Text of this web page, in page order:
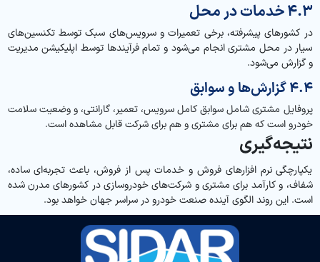
۴.۳ خدمات در محل
در کشورهای پیشرفته، برخی تعمیرات و سرویس‌های سبک توسط تکنسین‌های
سیار در محل مشتری انجام می‌شود و تمام فرآیندها توسط اپلیکیشن مدیریت
و گزارش می‌شود.
۴.۴ گزارش‌ها و سوابق
پروفایل مشتری شامل سوابق کامل سرویس، تعمیر، گارانتی، و وضعیت سلامت
خودرو است که هم برای مشتری و هم برای شرکت قابل مشاهده است.
نتیجه‌گیری
یکپارچگی نرم افزارهای فروش و خدمات پس از فروش، باعث تجربه‌ای ساده،
شفاف، و کارآمد برای مشتری و شرکت‌های خودروسازی در کشورهای مدرن شده
است. این روند الگوی آینده صنعت خودرو در سراسر جهان خواهد بود.